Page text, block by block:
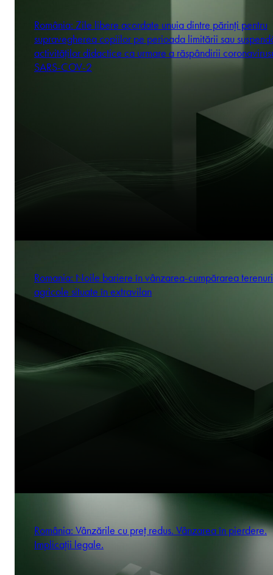
România: Zile libere acordate unuia dintre părinți pentru
supravegherea copiilor pe perioada limitării sau
activităților didactice ca urmare a răspândirii
SARS-COV-2
Romania: Noile bariere în vânzarea-cumpărarea
agricole situate în extravilan
România: Vânzările cu preț redus. Vânzarea în pierdere.
Implicații legale.